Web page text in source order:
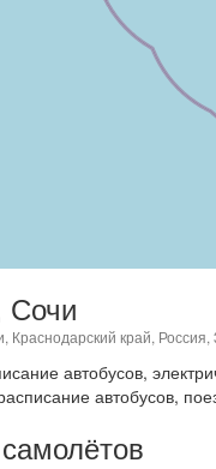
Сочи
Краснодарский край, Россия,
автобусов,
автобусов,